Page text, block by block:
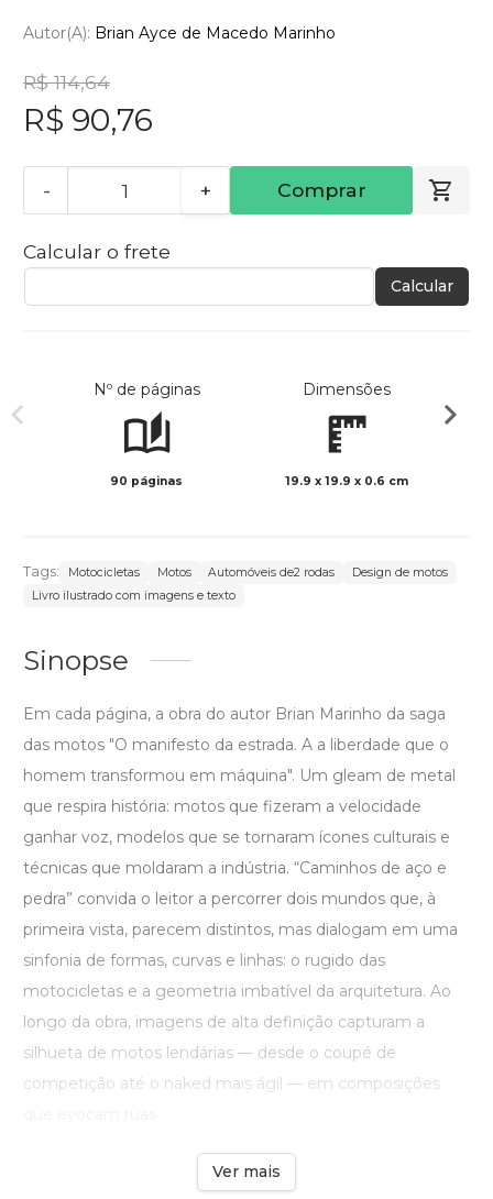
Autor(a): Brian Ayce de Macedo Marinho
R$ 114,64
R$ 90,76
- + Comprar
Calcular o frete
Calcular
Nº de páginas
90 páginas
Dimensões
19.9 x 19.9 x 0.6 cm
Tags: Motocicletas Motos Automóveis de2 rodas
Design de motos
Livro ilustrado com imagens e texto
Sinopse
Em cada página, a obra do autor Brian Marinho da saga
das motos "O manifesto da estrada. A a liberdade que o
homem transformou em máquina". Um gleam de metal
que respira história: motos que fizeram a velocidade
ganhar voz, modelos que se tornaram ícones culturais e
técnicas que moldaram a indústria. “Caminhos de aço e
pedra” convida o leitor a percorrer dois mundos que, à
primeira vista, parecem distintos, mas dialogam em uma
sinfonia de formas, curvas e linhas: o rugido das
motocicletas e a geometria imbatível da arquitetura. Ao
longo da obra, imagens de alta definição capturam a
silhueta de motos lendárias — desde o coupé de
competição até o naked mais ágil — em composições
Ver mais